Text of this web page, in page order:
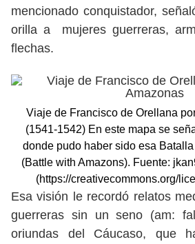
mencionado conquistador,
orilla a mujeres guerreras,
flechas.
Viaje de Francisco de Orellana
(1541-1542) En este mapa se
donde pudo haber sido esa
(Battle with Amazons). Fuente:
(https://creativecommons.org/
Esa visión le recordó relatos
guerreras sin un seno (am:
oriundas del Cáucaso, que